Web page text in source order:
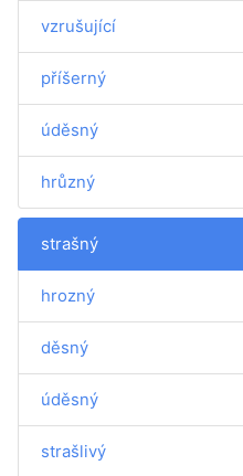
vzrušující
příšerný
úděsný
hrůzný
strašný
hrozný
děsný
úděsný
strašlivý